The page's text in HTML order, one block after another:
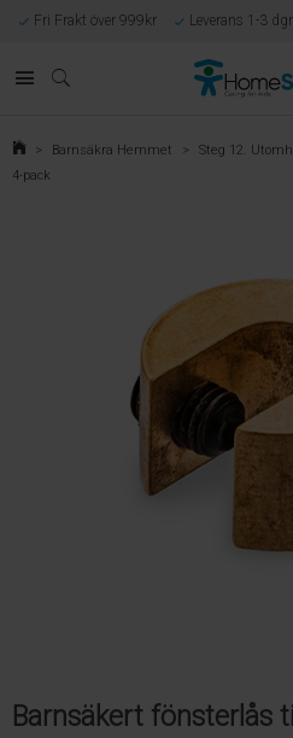
Fri Frakt över 999kr Leverans 1-3 dgr
Egen
> Barnsäkra Hemmet > Steg 12.
4-pack
Barnsäkert fönsterlås